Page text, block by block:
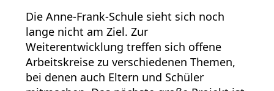
Die Anne-Frank-Schule sieht sich noch
lange nicht am Ziel. Zur
Weiterentwicklung treffen sich offene
Arbeitskreise zu verschiedenen Themen,
bei denen auch Eltern und Schüler